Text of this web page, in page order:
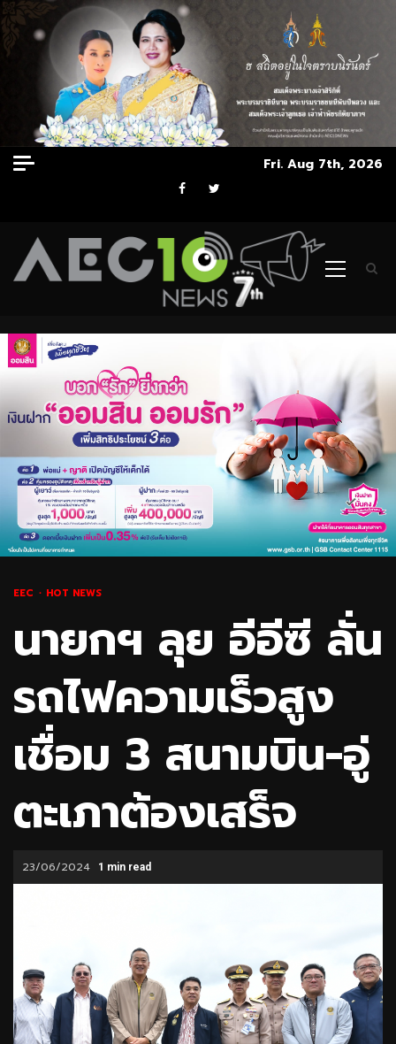
Skip
to
Fri. Aug 7th, 2026
Facebook
Twitter
Primary
EEC HOT NEWS
นายกฯ ลุย อีอีซี ลั่น
รถไฟความเร็วสูง
เชื่อม 3 สนามบิน-อู่
ตะเภาต้องเสร็จ
23/06/2024 1 min read